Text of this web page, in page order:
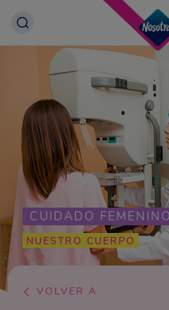
CUIDADO FEMENINO
NUESTRO CUERPO
VOLVER A